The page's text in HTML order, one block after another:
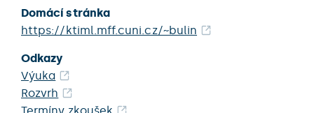
Domácí stránka
https://ktiml.mff.cuni.cz/~bulin
Odkazy
Výuka
Rozvrh